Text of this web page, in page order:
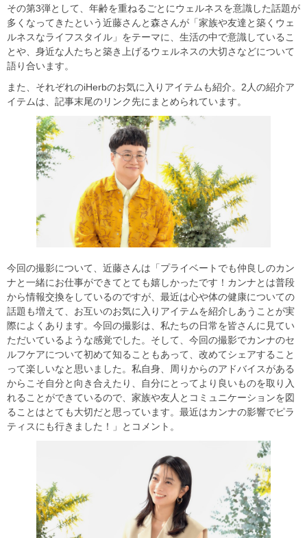
その第3弾として、年齢を重ねるごとにウェルネスを意識した話題が
多くなってきたという近藤さんと森さんが「家族や友達と築くウェ
ルネスなライフスタイル」をテーマに、生活の中で意識しているこ
とや、身近な人たちと築き上げるウェルネスの大切さなどについて
語り合います。
また、それぞれのiHerbのお気に入りアイテムも紹介。2人の紹介ア
イテムは、記事末尾のリンク先にまとめられています。
今回の撮影について、近藤さんは「プライベートでも仲良しのカン
ナと一緒にお仕事ができてとても嬉しかったです！カンナとは普段
から情報交換をしているのですが、最近は心や体の健康についての
話題も増えて、お互いのお気に入りアイテムを紹介しあうことが実
際によくあります。今回の撮影は、私たちの日常を皆さんに見てい
ただいているような感覚でした。そして、今回の撮影でカンナのセ
ルフケアについて初めて知ることもあって、改めてシェアすること
って楽しいなと思いました。私自身、周りからのアドバイスがある
からこそ自分と向き合えたり、自分にとってより良いものを取り入
れることができているので、家族や友人とコミュニケーションを図
ることはとても大切だと思っています。最近はカンナの影響でピラ
ティスにも行きました！」とコメント。